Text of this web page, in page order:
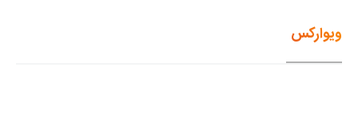
ویوارکس